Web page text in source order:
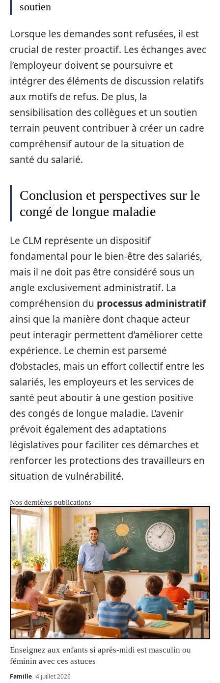
soutien
Lorsque les demandes sont refusées, il est
crucial de rester proactif. Les échanges avec
l’employeur doivent se poursuivre et
intégrer des éléments de discussion relatifs
aux motifs de refus. De plus, la
sensibilisation des collègues et un soutien
terrain peuvent contribuer à créer un cadre
compréhensif autour de la situation de
santé du salarié.
Conclusion et perspectives sur le
congé de longue maladie
Le CLM représente un dispositif
fondamental pour le bien-être des salariés,
mais il ne doit pas être considéré sous un
angle exclusivement administratif. La
compréhension du processus administratif
ainsi que la manière dont chaque acteur
peut interagir permettent d’améliorer cette
expérience. Le chemin est parsemé
d’obstacles, mais un effort collectif entre les
salariés, les employeurs et les services de
santé peut aboutir à une gestion positive
des congés de longue maladie. L’avenir
prévoit également des adaptations
législatives pour faciliter ces démarches et
renforcer les protections des travailleurs en
situation de vulnérabilité.
Nos dernières publications
Enseignez aux enfants si après-midi est masculin ou
féminin avec ces astuces
Famille 4 juillet 2026